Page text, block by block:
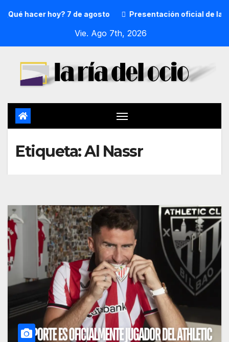
hacer hoy? 7 de agosto Presentación oficial de la
Vie. Ago 7th, 2026
Etiqueta:Al Nassr